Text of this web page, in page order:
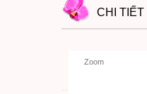
CHI TIẾT
Zoom